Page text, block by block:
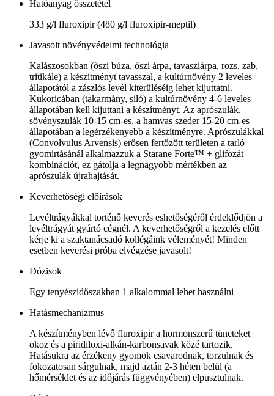
Hatóanyag összetétel
333 g/l fluroxipir (480 g/l fluroxipir-meptil)
Javasolt növényvédelmi technológia
Kalászosokban (őszi búza, őszi árpa, tavasziárpa, rozs, zab,
tritikále) a készítményt tavasszal, a kultúrnövény 2 leveles
állapotától a zászlós levél kiterüléséig lehet kijuttatni.
Kukoricában (takarmány, siló) a kultúrnövény 4-6 leveles
állapotában kell kijuttani a készítményt. Az aprószulák,
sövényszulák 10-15 cm-es, a hamvas szeder 15-20 cm-es
állapotában a legérzékenyebb a készítményre. Aprószulákkal
(Convolvulus Arvensis) erősen fertőzött területen a tarló
gyomirtásánál alkalmazzuk a Starane Forte™ + glifozát
kombinációt, ez gátolja a legnagyobb mértékben az
aprószulák újrahajtását.
Keverhetőségi előírások
Levéltrágyákkal történő keverés eshetőségéről érdeklődjön a
levéltrágyát gyártó cégnél. A keverhetőségről a kezelés előtt
kérje ki a szaktanácsadó kollégáink véleményét! Minden
esetben keverési próba elvégzése javasolt!
Dózisok
Egy tenyészidőszakban 1 alkalommal lehet használni
Hatásmechanizmus
A készítményben lévő fluroxipir a hormonszerű tüneteket
okoz és a piridiloxi-alkán-karbonsavak közé tartozik.
Hatásukra az érzékeny gyomok csavarodnak, torzulnak és
fokozatosan sárgulnak, majd aztán 2-3 héten belül (a
hőmérséklet és az időjárás függvényében) elpusztulnak.